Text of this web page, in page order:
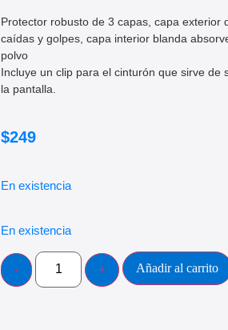
Protector robusto de 3 capas, capa exterior
caídas y golpes, capa interior blanda
polvo
Incluye un clip para el cinturón que sirve
la pantalla.
$249
En existencia
En existencia
Añadir al carrito